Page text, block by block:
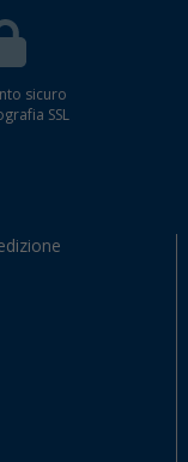
sicuro
SSL